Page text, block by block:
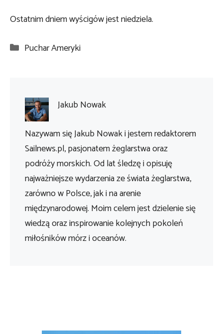
Ostatnim dniem wyścigów jest niedziela.
Kategorie
Puchar Ameryki
Jakub Nowak
Nazywam się Jakub Nowak i jestem redaktorem
Sailnews.pl, pasjonatem żeglarstwa oraz
podróży morskich. Od lat śledzę i opisuję
najważniejsze wydarzenia ze świata żeglarstwa,
zarówno w Polsce, jak i na arenie
międzynarodowej. Moim celem jest dzielenie się
wiedzą oraz inspirowanie kolejnych pokoleń
miłośników mórz i oceanów.